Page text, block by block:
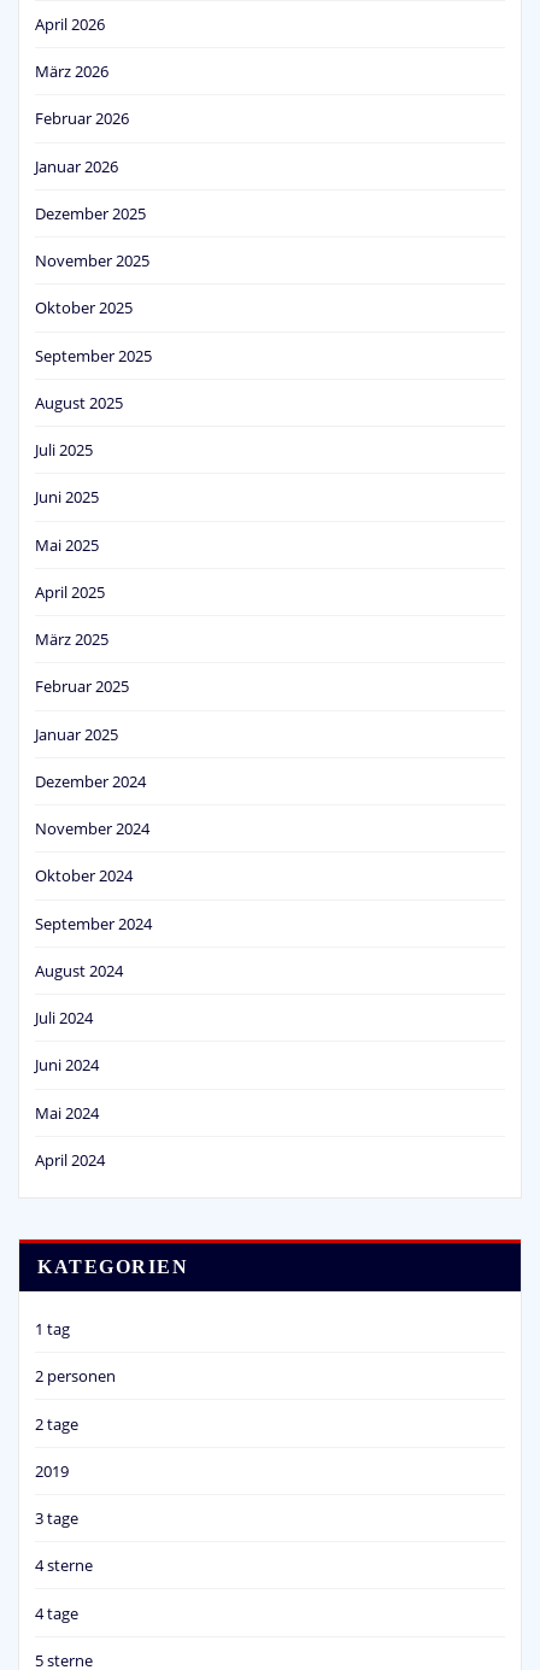
April 2026
März 2026
Februar 2026
Januar 2026
Dezember 2025
November 2025
Oktober 2025
September 2025
August 2025
Juli 2025
Juni 2025
Mai 2025
April 2025
März 2025
Februar 2025
Januar 2025
Dezember 2024
November 2024
Oktober 2024
September 2024
August 2024
Juli 2024
Juni 2024
Mai 2024
April 2024
KATEGORIEN
1 tag
2 personen
2 tage
2019
3 tage
4 sterne
4 tage
5 sterne